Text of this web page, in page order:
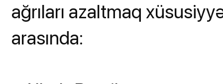
ağrıları azaltmaq
arasında: